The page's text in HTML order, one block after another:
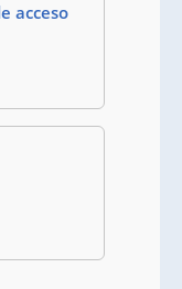
acceso